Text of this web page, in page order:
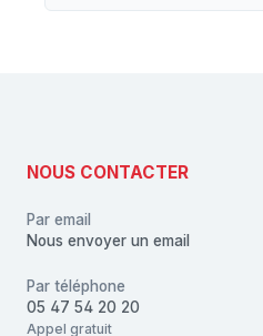
NOUS CONTACTER
Par email
Nous envoyer un email
Par téléphone
05 47 54 20 20
Appel gratuit